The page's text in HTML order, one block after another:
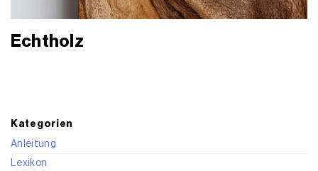
Echtholz
Kategorien
Anleitung
Lexikon